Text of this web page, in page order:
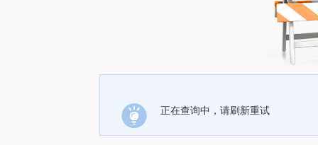
正在查询中，请刷新重试